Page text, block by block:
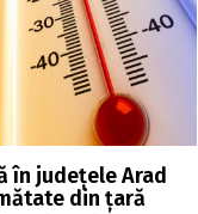
în judeţele Arad
din ţară